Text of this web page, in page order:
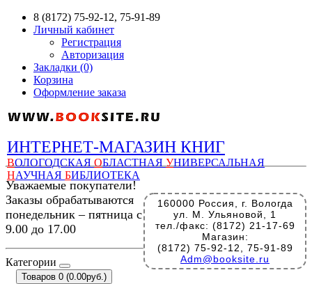
8 (8172) 75-92-12, 75-91-89
Личный кабинет
Регистрация
Авторизация
Закладки (0)
Корзина
Оформление заказа
ИНТЕРНЕТ-МАГАЗИН КНИГ
ВОЛОГОДСКАЯ ОБЛАСТНАЯ УНИВЕРСАЛЬНАЯ
НАУЧНАЯ БИБЛИОТЕКА
160000 Россия, г. Вологда
ул. М. Ульяновой, 1
тел./факс: (8172) 21-17-69
Магазин:
(8172) 75-92-12, 75-91-89
Adm@booksite.ru
Уважаемые покупатели!
Заказы обрабатываются
понедельник – пятница с
9.00 до 17.00
Категории
Товаров 0 (0.00руб.)